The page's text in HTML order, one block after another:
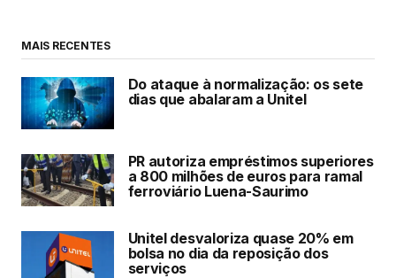
MAIS RECENTES
Do ataque à normalização: os sete
dias que abalaram a Unitel
PR autoriza empréstimos superiores
a 800 milhões de euros para ramal
ferroviário Luena-Saurimo
Unitel desvaloriza quase 20% em
bolsa no dia da reposição dos
serviços